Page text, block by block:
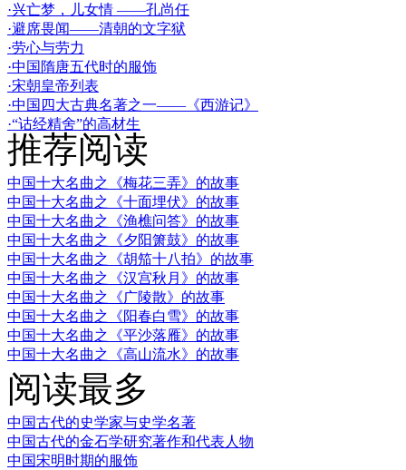
·兴亡梦，儿女情 ——孔尚任
·避席畏闻——清朝的文字狱
·劳心与劳力
·中国隋唐五代时的服饰
·宋朝皇帝列表
·中国四大古典名著之一——《西游记》
·“诂经精舍”的高材生
推荐阅读
中国十大名曲之《梅花三弄》的故事
中国十大名曲之《十面埋伏》的故事
中国十大名曲之《渔樵问答》的故事
中国十大名曲之《夕阳箫鼓》的故事
中国十大名曲之《胡笳十八拍》的故事
中国十大名曲之《汉宫秋月》的故事
中国十大名曲之《广陵散》的故事
中国十大名曲之《阳春白雪》的故事
中国十大名曲之《平沙落雁》的故事
中国十大名曲之《高山流水》的故事
阅读最多
中国古代的史学家与史学名著
中国古代的金石学研究著作和代表人物
中国宋明时期的服饰